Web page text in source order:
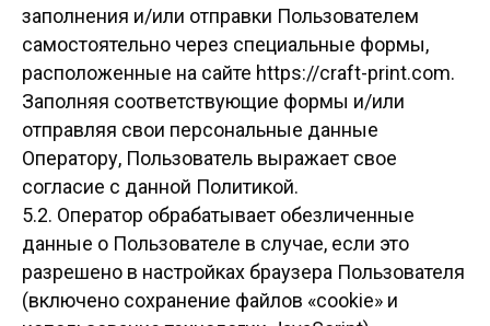
заполнения и/или отправки Пользователем
самостоятельно через специальные формы,
расположенные на сайте https://craft-print.com.
Заполняя соответствующие формы и/или
отправляя свои персональные данные
Оператору, Пользователь выражает свое
согласие с данной Политикой.
5.2. Оператор обрабатывает обезличенные
данные о Пользователе в случае, если это
разрешено в настройках браузера Пользователя
(включено сохранение файлов «cookie» и